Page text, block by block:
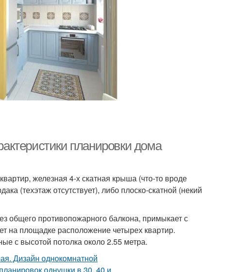
планировки дома
железная 4-х скатная крыша (что-то вроде
(техэтаж отсутствует), либо плоско-скатной (некий
общего противопожарного балкона, примыкает с
на площадке расположение четырех квартир.
с высотой потолка около 2.55 метра.